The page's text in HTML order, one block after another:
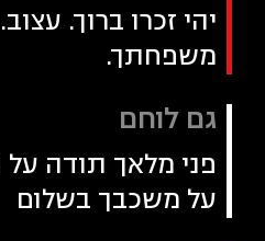
יהי זכרו ברוך.
משפחתך.
גם לוחם
פני מלאך תודה על
על משכבך בשלום